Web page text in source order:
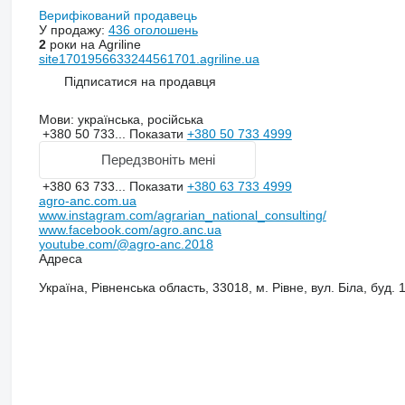
Верифікований продавець
У продажу: 436 оголошень
2роки на Agriline
site1701956633244561701.agriline.ua
Підписатися на продавця
Мови: українська, російська
+380 50 733... Показати +380 50 733 4999
Передзвоніть мені
+380 63 733... Показати +380 63 733 4999
agro-anc.com.ua
www.instagram.com/agrarian_national_consulting/
www.facebook.com/agro.anc.ua
youtube.com/@agro-anc.2018
Адреса
Україна, Рівненська область, 33018, м. Рівне, вул. Біла, буд.